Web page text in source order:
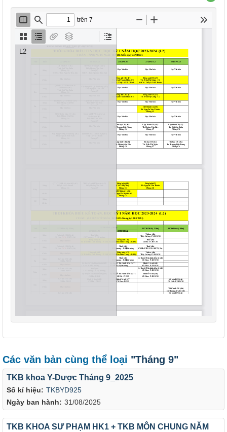
Các văn bản cùng thể loại "Tháng 9"
Số kí hiệu: TKBYD925
Ngày ban hành: 31/08/2025
TKB khoa Y-Dược Tháng 9_2025
TKB KHOA SƯ PHẠM HK1 + TKB MÔN CHUNG NĂM